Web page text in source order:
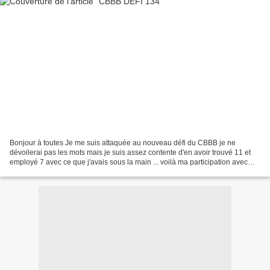
Bonjour à toutes Je me suis attaquée au nouveau défi du CBBB je ne
dévoilerai pas les mots mais je suis assez contente d'en avoir trouvé 11 et
employé 7 avec ce que j'avais sous la main ... voilà ma participation avec